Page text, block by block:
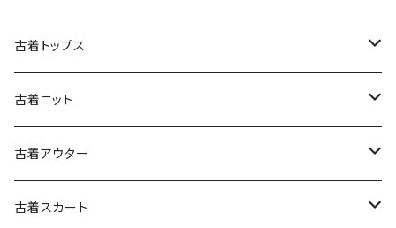
古着半袖ワンピース
古着ノースリーブワンピース
古着キャミソールワンピース
古着ベアトップワンピース
古着長袖シャツ・ブラウス
古着半袖シャツ・ブラウス
古着ノースリーブシャツ・ブラウス
古着トップス
古着スウェット&パーカー
古着スウェット
古着パーカー
古着プルオーバー
古着長袖プルオーバー
古着Ｔシャツ
古着ニット
古着セーター
古着カーディガン
古着アウター
古着ライトジャケット
古着スカート